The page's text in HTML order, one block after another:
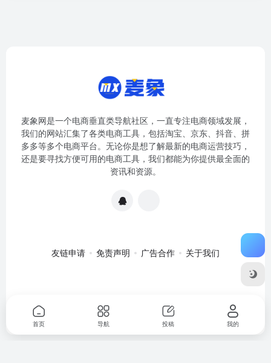
麦象网是一个电商垂直类导航社区，一直专注电商领域发展，
我们的网站汇集了各类电商工具，包括淘宝、京东、抖音、拼
多多等多个电商平台。无论你是想了解最新的电商运营技巧，
还是要寻找方便可用的电商工具，我们都能为你提供最全面的
资讯和资源。
友链申请 免责声明 广告合作 关于我们
2020057301号-1
首页 导航 投稿 我的